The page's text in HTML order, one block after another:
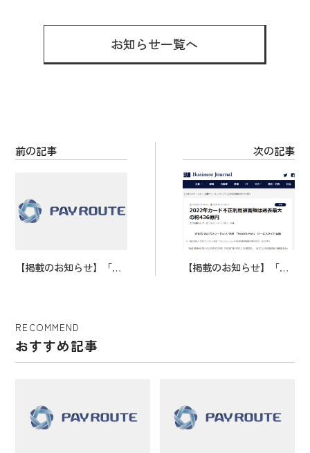
e
o
tt er
es
t
お知らせ一覧へ
前の記事
【掲載のお知らせ】「DI
次の記事
【掲載のお知らせ】「Bu
RECOMMEND
おすすめ記事